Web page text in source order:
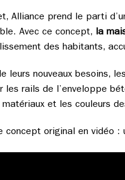
Alliance prend le parti
Avec ce concept, la
des habitants,
leurs nouveaux besoins,
les rails de l’enveloppe
et les couleurs
concept original en vidéo :